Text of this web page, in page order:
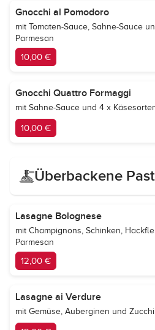
Gnocchi al Pomodoro
mit Tomaten-Sauce, Sahne-Sauce
Parmesan
10,00 €
Gnocchi Quattro Formaggi
mit Sahne-Sauce und 4 x
10,00 €
Überbackene
Lasagne Bolognese
mit Champignons, Schinken,
Parmesan
12,00 €
Lasagne ai Verdure
mit Gemüse, Auberginen und